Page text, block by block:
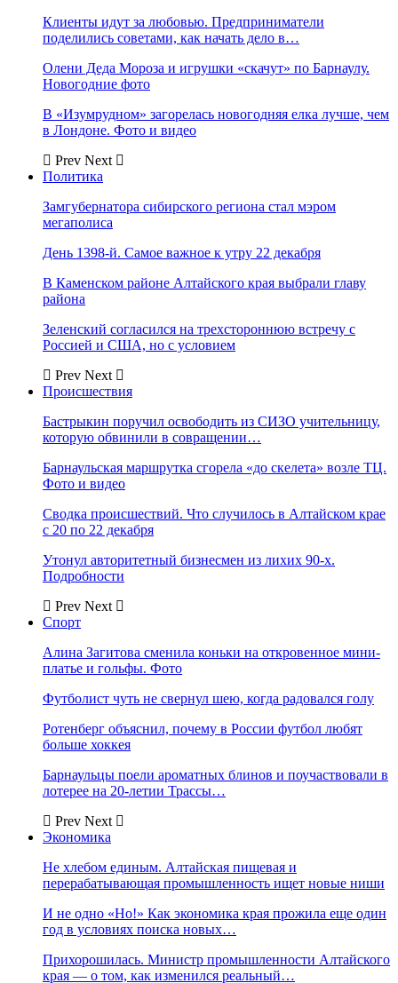
Клиенты идут за любовью. Предприниматели
поделились советами, как начать дело в…
Олени Деда Мороза и игрушки «скачут» по Барнаулу.
Новогодние фото
В «Изумрудном» загорелась новогодняя елка лучше, чем
в Лондоне. Фото и видео
Prev Next
Политика
Замгубернатора сибирского региона стал мэром
мегаполиса
День 1398-й. Самое важное к утру 22 декабря
В Каменском районе Алтайского края выбрали главу
района
Зеленский согласился на трехстороннюю встречу с
Россией и США, но с условием
Prev Next
Происшествия
Бастрыкин поручил освободить из СИЗО учительницу,
которую обвинили в совращении…
Барнаульская маршрутка сгорела «до скелета» возле ТЦ.
Фото и видео
Сводка происшествий. Что случилось в Алтайском крае
с 20 по 22 декабря
Утонул авторитетный бизнесмен из лихих 90-х.
Подробности
Prev Next
Спорт
Алина Загитова сменила коньки на откровенное мини-
платье и гольфы. Фото
Футболист чуть не свернул шею, когда радовался голу
Ротенберг объяснил, почему в России футбол любят
больше хоккея
Барнаульцы поели ароматных блинов и поучаствовали в
лотерее на 20-летии Трассы…
Prev Next
Экономика
Не хлебом единым. Алтайская пищевая и
перерабатывающая промышленность ищет новые ниши
И не одно «Но!» Как экономика края прожила еще один
год в условиях поиска новых…
Прихорошилась. Министр промышленности Алтайского
края — о том, как изменился реальный…